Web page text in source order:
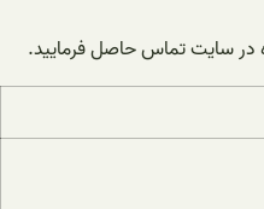
در سایت تماس حاصل فرمایید.